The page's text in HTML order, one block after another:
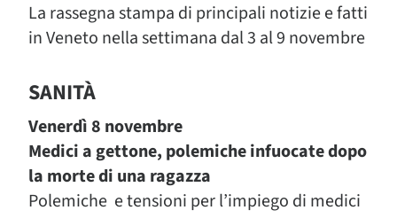
La rassegna stampa di principali notizie e fatti
in Veneto nella settimana dal 3 al 9 novembre
SANITÀ
Venerdì 8 novembre
Medici a gettone, polemiche infuocate dopo
la morte di una ragazza
Polemiche e tensioni per l’impiego di medici